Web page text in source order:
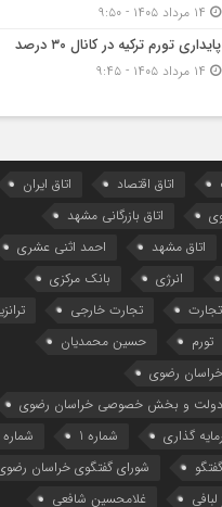
پایداری تورم ترکیه در کانال ۳۰ درصد
اتاق اقتصاد
اتاق ایران
اتاق بازرگانی مشهد
اتاق مشهد
احمد اثنی عشری
انرژی
بانک مرکزی
تجارت تجارت خارجی
تورم
حسین محمدیان
خراسان رضوی
دولت و بخش خصوصی خراسان رضوی
گذاری شماره 1
شماره 2
شورای گفتگوی خراسان
غلامحسین شافعی